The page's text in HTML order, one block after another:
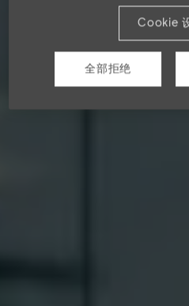
Cookie
全部拒绝